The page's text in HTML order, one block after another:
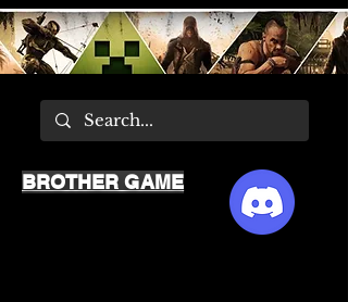
BROTHER GAME